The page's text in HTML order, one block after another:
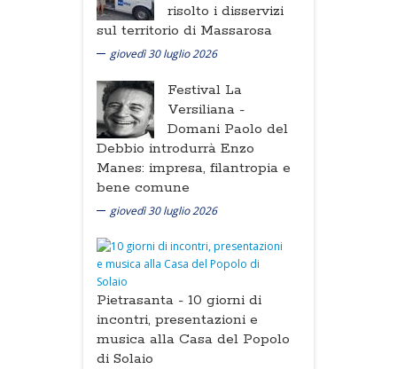
risolto i disservizi
sul territorio di Massarosa
giovedì 30 luglio 2026
Festival La
Versiliana -
Domani Paolo del
Debbio introdurrà Enzo
Manes: impresa, filantropia e
bene comune
giovedì 30 luglio 2026
Pietrasanta - 10 giorni di
incontri, presentazioni e
musica alla Casa del Popolo
di Solaio